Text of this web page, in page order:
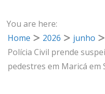
You are here:
Home
2026 junho
Polícia Civil prende
pedestres em Maricá em